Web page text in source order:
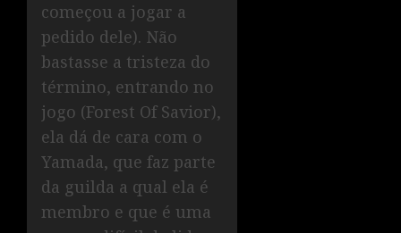
começou a jogar a
pedido dele). Não
bastasse a tristeza do
término, entrando no
jogo (Forest Of Savior),
ela dá de cara com o
Yamada, que faz parte
da guilda a qual ela é
membro e que é uma